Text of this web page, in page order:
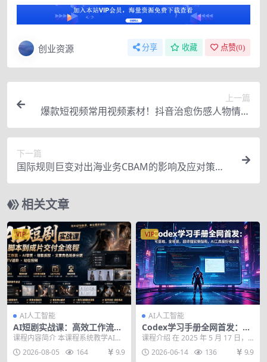
创业资源 分享 收藏 点赞(0)
上一篇
爆款短视频常用视频素材！抖音治愈伤感人物情感
视频素材，400款合集，无声无水印，视频感氛围
拉满
下一篇
国际规则巨变对出海业务CBAM的影响及应对策
略，帮助企业穿透供应链数据堵点，规避合规风险
相关文章
VIP
AI人工智能
AI短剧实战课：高效工作流×A
I审美×爆款拆解×文案角色场
从脚本到成片交付全流程
课程内容简介 本课程系统教学AI短
剧/漫剧从脚本构思到成片交付的全
流程标准作业法...
2026-08-05 164 9.9
VIP
AI人工智能
Codex学习手册全网首发：可
落地，全场景，超详细实操指
课程介绍 在 2025 年 5 月 17 日，O
penAI 正式重启了”Code...
2026-06-14 136 9.9